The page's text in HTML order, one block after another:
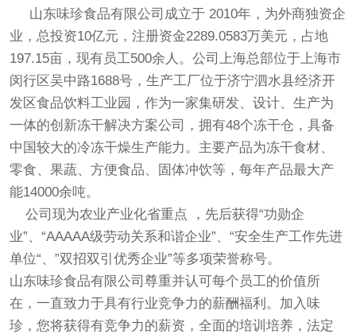
山东味珍食品有限公司成立于 2010年，为外商独资企
业，总投资10亿元，注册资金2289.0583万美元，占地
197.15亩，现有员工500余人。公司上海总部位于上海市
闵行区吴中路1688号，生产工厂位于济宁泗水县经济开
发区食品饮料工业园，作为一家集研发、设计、生产为
一体的创新冻干解决方案公司，拥有48个冻干仓，具备
中国较大的冷冻干燥生产能力。主要产品为冻干食材、
零食、果蔬、方便食品、固体冲饮等，每年产品最大产
能14000余吨。
公司现为农业产业化省重点 ，先后获得“功勋企
业”、“AAAAA级劳动关系和谐企业”、“安全生产工作先进
单位“、”双招双引优秀企业”等多项荣誉称号。
山东味珍食品有限公司尊重并认可每个员工的价值所
在，一直致力于具有行业竞争力的薪酬福利。加入味
珍，您将获得有竞争力的薪资，全面的培训培养，法定